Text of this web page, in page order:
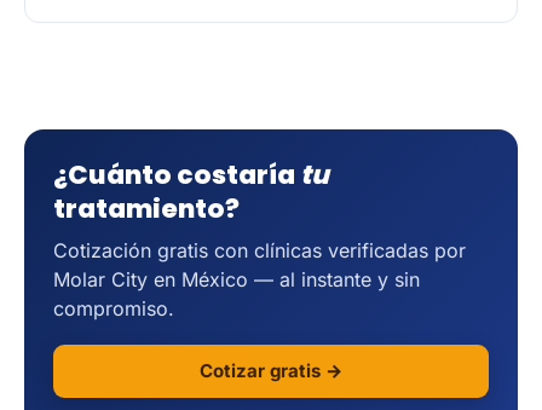
¿Cuánto costaría tu
tratamiento?
Cotización gratis con clínicas verificadas por
Molar City en México — al instante y sin
compromiso.
Cotizar gratis →